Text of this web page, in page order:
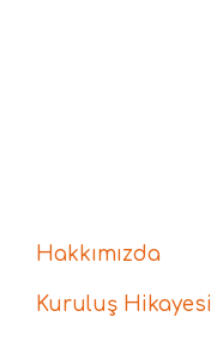
Hakkımızda
Kuruluş Hikayesi